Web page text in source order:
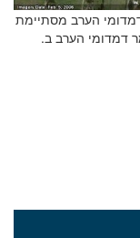
לגמר דמדומי הערב מסתיימת
10 דקות לפני גמר דמדומי הערב ב.